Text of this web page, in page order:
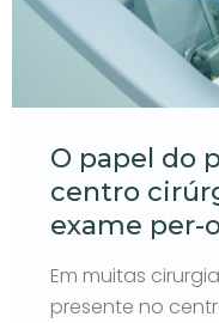
O papel do
centro
exame per-
Em muitas
presente no